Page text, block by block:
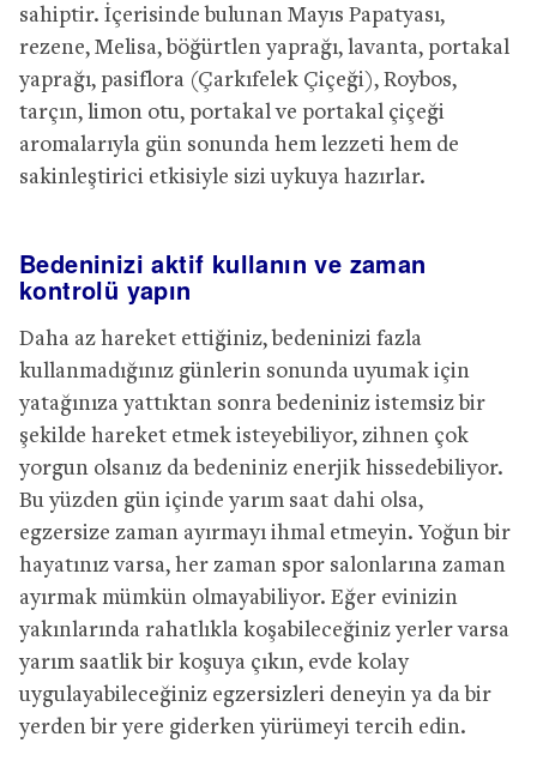
sahiptir. İçerisinde bulunan Mayıs Papatyası,
rezene, Melisa, böğürtlen yaprağı, lavanta, portakal
yaprağı, pasiflora (Çarkıfelek Çiçeği), Roybos,
tarçın, limon otu, portakal ve portakal çiçeği
aromalarıyla gün sonunda hem lezzeti hem de
sakinleştirici etkisiyle sizi uykuya hazırlar.
Bedeninizi aktif kullanın ve zaman
kontrolü yapın
Daha az hareket ettiğiniz, bedeninizi fazla
kullanmadığınız günlerin sonunda uyumak için
yatağınıza yattıktan sonra bedeniniz istemsiz bir
şekilde hareket etmek isteyebiliyor, zihnen çok
yorgun olsanız da bedeniniz enerjik hissedebiliyor.
Bu yüzden gün içinde yarım saat dahi olsa,
egzersize zaman ayırmayı ihmal etmeyin. Yoğun bir
hayatınız varsa, her zaman spor salonlarına zaman
ayırmak mümkün olmayabiliyor. Eğer evinizin
yakınlarında rahatlıkla koşabileceğiniz yerler varsa
yarım saatlik bir koşuya çıkın, evde kolay
uygulayabileceğiniz egzersizleri deneyin ya da bir
yerden bir yere giderken yürümeyi tercih edin.